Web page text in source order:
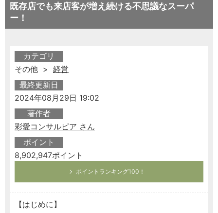
既存店でも来店客が増え続ける不思議なスーパ
ー！
カテゴリ
その他 > 経営
最終更新日
2024年08月29日 19:02
著作者
彩愛コンサルピア さん
ポイント
8,902,947ポイント
ポイントランキング100！
【はじめに】